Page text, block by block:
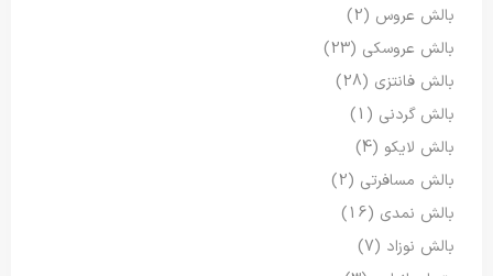
بالش عروس (2)
بالش عروسکی (23)
بالش فانتزی (28)
بالش گردنی (1)
بالش لایکو (4)
بالش مسافرتی (2)
بالش نمدی (16)
بالش نوزاد (7)